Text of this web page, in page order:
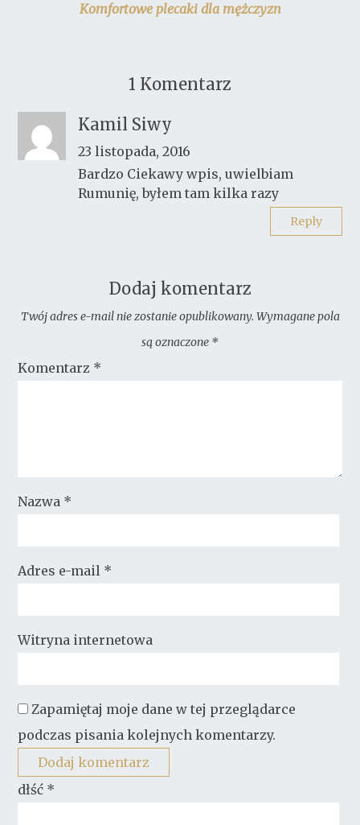
Komfortowe plecaki dla mężczyzn
1 Komentarz
Kamil Siwy
23 listopada, 2016
Bardzo Ciekawy wpis, uwielbiam
Rumunię, byłem tam kilka razy
Reply
Dodaj komentarz
Twój adres e-mail nie zostanie opublikowany. Wymagane pola
są oznaczone *
Komentarz *
Nazwa *
Adres e-mail *
Witryna internetowa
Zapamiętaj moje dane w tej przeglądarce
podczas pisania kolejnych komentarzy.
dłść *